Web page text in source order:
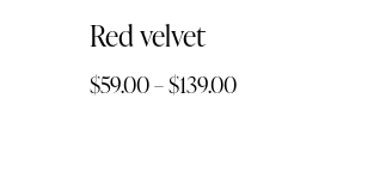
Red velvet
$59.00–$139.00